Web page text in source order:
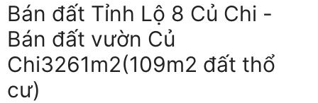
Bán đất Tỉnh Lộ 8 Củ Chi -
Bán đất vườn Củ
Chi3261m2(109m2 đất thổ
cư)